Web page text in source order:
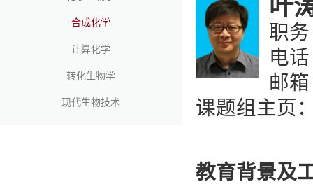
合成化学
计算化学
转化生物学
现代生物技术
叶
职
电
邮
课题组主页
教育背景及